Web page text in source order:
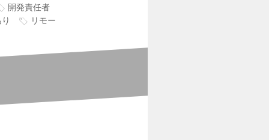
開発責任者
リモー